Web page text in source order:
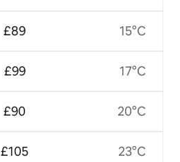
£89
£99
£90
£105
15°C
17°C
20°C
23°C